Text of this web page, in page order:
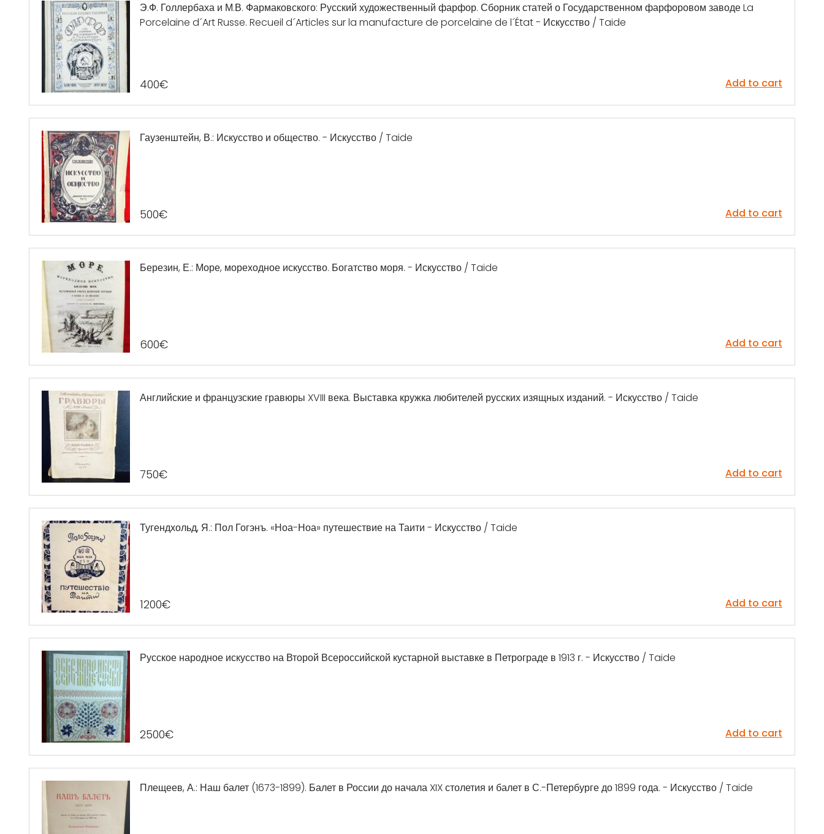
Э.Ф. Голлербаха и М.В. Фармаковского: Русский художественный фарфор. Сборник статей о Государственном фарфоровом заводе La
Porcelaine d´Art Russe. Recueil d´Articles sur la manufacture de porcelaine de l´État - Искусство / Taide
400€ Add to cart
Гаузенштейн, В.: Искусство и общество. - Искусство / Taide
500€ Add to cart
Березин, Е.: Море, мореходное искусство. Богатство моря. - Искусство / Taide
600€ Add to cart
Английские и французские гравюры XVIII века. Выставка кружка любителей русских изящных изданий. - Искусство / Taide
750€ Add to cart
Тугендхольд, Я.: Пол Гогэнъ. «Ноа-Ноа» путешествие на Таити - Искусство / Taide
1200€ Add to cart
Русское народное искусство на Второй Всероссийской кустарной выставке в Петрограде в 1913 г. - Искусство / Taide
2500€ Add to cart
Плещеев, А.: Наш балет (1673-1899). Балет в России до начала XIX столетия и балет в С.-Петербурге до 1899 года. - Искусство / Taide